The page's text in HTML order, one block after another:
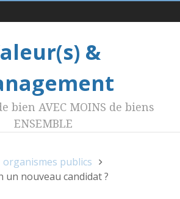
Menu 1
&
bien AVEC MOINS de biens
ENSEMBLE
organismes publics
un nouveau candidat ?